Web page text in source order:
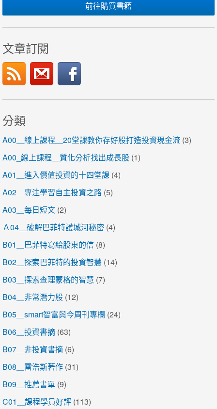
前往購買書籍
文章訂閱
分類
A00＿線上課程＿20堂課教你存好股打造投資現金流 (3)
A00_線上課程＿質化分析找出成長股 (1)
A01＿進入價值投資的十四堂課 (4)
A02＿專注學習自主投資之路 (5)
A03＿每日短文 (2)
Ａ04＿破解巴菲特護城河秘密 (4)
B01＿巴菲特寫給股東的信 (8)
B02＿探索巴菲特的投資智慧 (14)
B03＿探索查理蒙格的智慧 (7)
B04＿非常潛力股 (12)
B05＿smart智富與今周刊專欄 (24)
B06＿投資書摘 (63)
B07＿非投資書摘 (6)
B08＿雷浩斯著作 (31)
B09＿推薦書單 (9)
C01＿課程學員好評 (113)